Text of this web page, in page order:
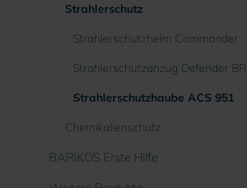
Strahlerschutz
Strahlerschutzhelm Commander
Strahlerschutzanzug Defender BR
Strahlerschutzhaube ACS 951
Chemikalienschutz
BARIKOS Erste Hilfe